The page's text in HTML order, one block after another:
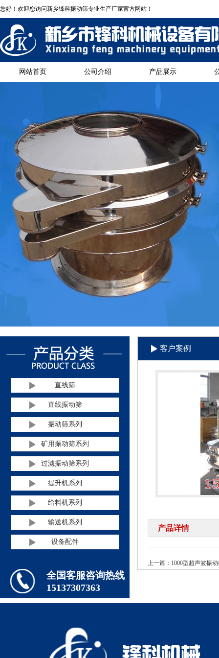
您好！欢迎您访问新乡锋科振动筛专业生产厂家官方网站！
网站首页 公司介绍 产品展示
直线筛
直线振动筛
振动筛系列
矿用振动筛系列
过滤振动筛系列
提升机系列
给料机系列
输送机系列
设备配件
全国客服咨询热线
15137307363
客户案例
产品详情
上一篇： 1000型超声波振